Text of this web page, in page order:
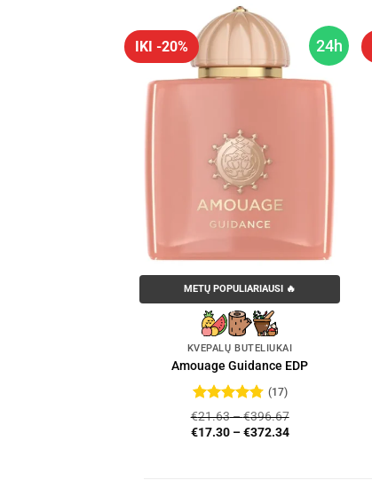
24h
IKI -20%
METŲ POPULIARIAUSI 🔥
KVEPALŲ BUTELIUKAI
Amouage Guidance EDP
Įvertinimas:
4.76iš 5
(17)
€21.63–€396.67
€17.30–€372.34